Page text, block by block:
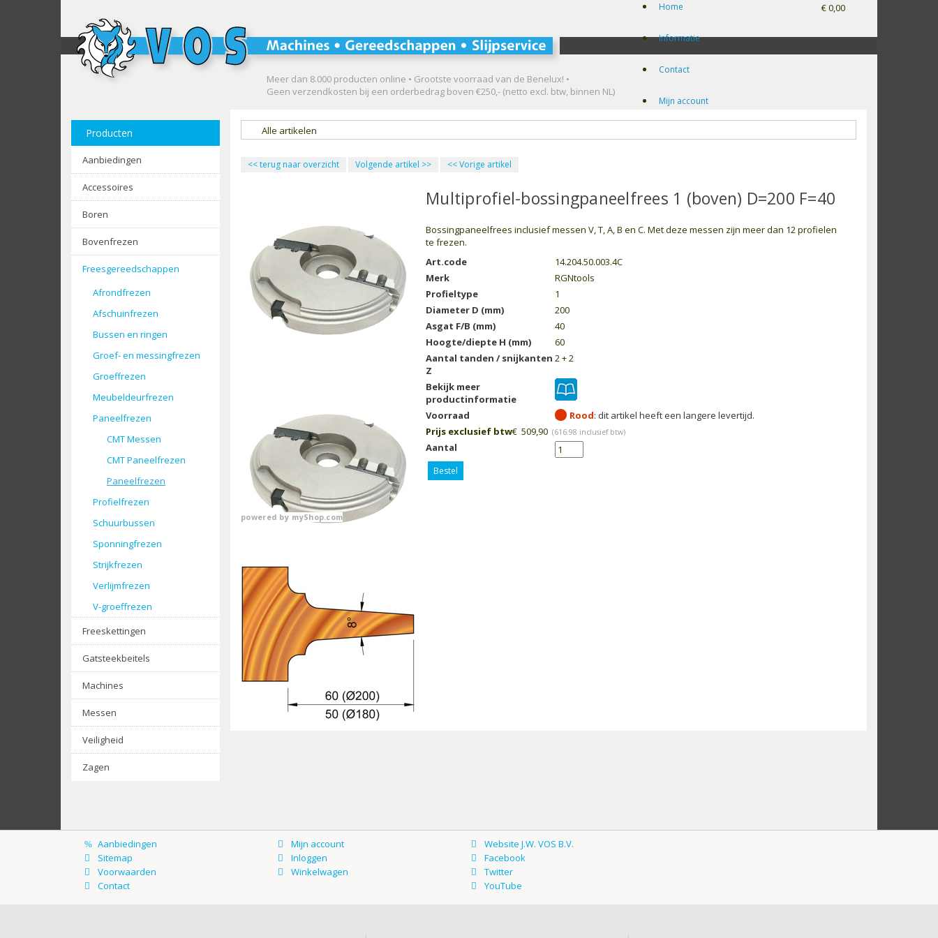
Meer dan 8.000 producten online • Grootste voorraad van de Benelux! •
Geen verzendkosten bij een orderbedrag boven €250,- (netto excl. btw, binnen NL)
€ 0,00
Home
Informatie
Contact
Mijn account
Producten
Aanbiedingen
Accessoires
Boren
Bovenfrezen
Freesgereedschappen
Afrondfrezen
Afschuinfrezen
Bussen en ringen
Groef- en messingfrezen
Groeffrezen
Meubeldeurfrezen
Paneelfrezen
CMT Messen
CMT Paneelfrezen
Paneelfrezen
Profielfrezen
Schuurbussen
Sponningfrezen
Strijkfrezen
Verlijmfrezen
V-groeffrezen
Freeskettingen
Gatsteekbeitels
Machines
Messen
Veiligheid
Zagen
Alle artikelen
<<terug naar overzicht Volgende artikel >> <<Vorige artikel
Multiprofiel-bossingpaneelfrees 1 (boven) D=200 F=40
Bossingpaneelfrees inclusief messen V, T, A, B en C. Met deze messen zijn meer dan 12 profielen
te frezen.
Art.code
14.204.50.003.4C
Merk
RGNtools
Profieltype
1
Diameter D (mm)
200
Asgat F/B (mm)
40
Hoogte/diepte H (mm)
60
Aantal tanden / snijkanten
Z
2 + 2
Bekijk meer
productinformatie
Voorraad
Rood
Prijs exclusief btw€ 509,90 (616.98 inclusief btw)
Aantal
Bestel
powered by myShop.com